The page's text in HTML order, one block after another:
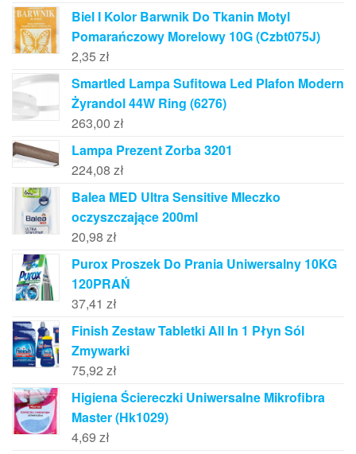
Biel I Kolor Barwnik Do Tkanin Motyl
Pomarańczowy Morelowy 10G (Czbt075J)
2,35 zł
Smartled Lampa Sufitowa Led Plafon Modern
Żyrandol 44W Ring (6276)
263,00 zł
Lampa Prezent Zorba 3201
224,08 zł
Balea MED Ultra Sensitive Mleczko
oczyszczające 200ml
20,98 zł
Purox Proszek Do Prania Uniwersalny 10KG
120PRAŃ
37,41 zł
Finish Zestaw Tabletki All In 1 Płyn Sól
Zmywarki
75,92 zł
Higiena Ściereczki Uniwersalne Mikrofibra
Master (Hk1029)
4,69 zł